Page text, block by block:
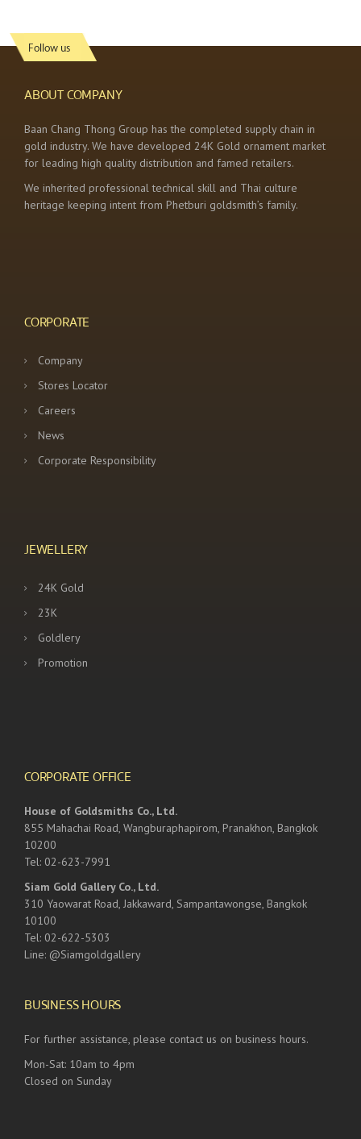
Follow us
ABOUT COMPANY
Baan Chang Thong Group has the completed supply chain in
gold industry. We have developed 24K Gold ornament market
for leading high quality distribution and famed retailers.
We inherited professional technical skill and Thai culture
heritage keeping intent from Phetburi goldsmith’s family.
CORPORATE
Company
Stores Locator
Careers
News
Corporate Responsibility
JEWELLERY
24K Gold
23K
Goldlery
Promotion
CORPORATE OFFICE
House of Goldsmiths Co., Ltd.
855 Mahachai Road, Wangburaphapirom, Pranakhon, Bangkok
10200
Tel: 02-623-7991
Siam Gold Gallery Co., Ltd.
310 Yaowarat Road, Jakkaward, Sampantawongse, Bangkok
10100
Tel: 02-622-5303
Line: @Siamgoldgallery
BUSINESS HOURS
For further assistance, please contact us on business hours.
Mon-Sat: 10am to 4pm
Closed on Sunday